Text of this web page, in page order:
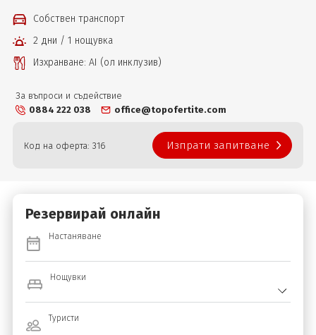
Собствен транспорт
2 дни / 1 нощувка
Изхранване: AI (ол инклузив)
За въпроси и съдействие
0884 222 038
office@topofertite.com
Код на оферта: 316 Изпрати запитване
Резервирай онлайн
Настаняване
Нощувки
Туристи